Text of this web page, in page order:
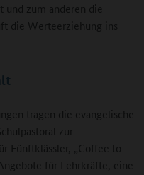
zum anderen die
die Werteerziehung ins
tragen die evangelische
zur
Fünftklässler, „Coffee to
für Lehrkräfte, eine